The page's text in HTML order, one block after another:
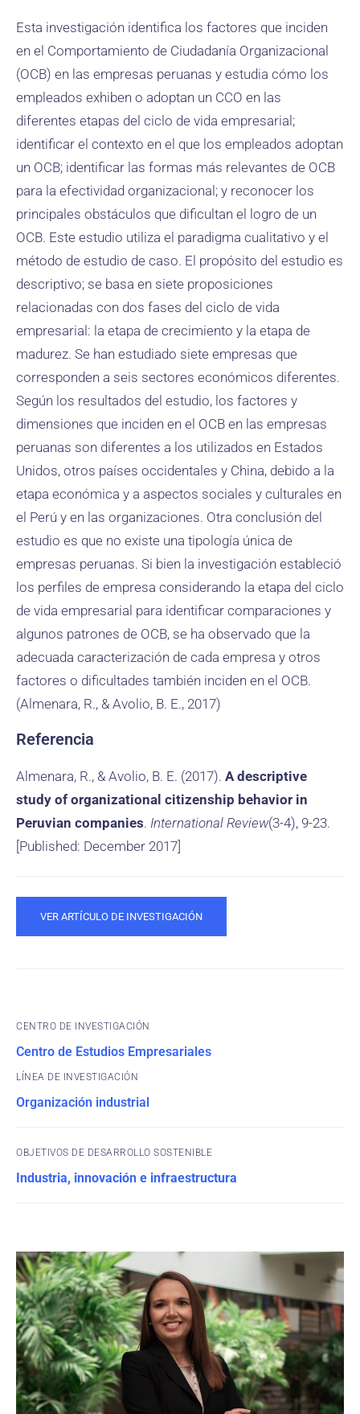
Esta investigación identifica los factores que inciden
en el Comportamiento de Ciudadanía Organizacional
(OCB) en las empresas peruanas y estudia cómo los
empleados exhiben o adoptan un CCO en las
diferentes etapas del ciclo de vida empresarial;
identificar el contexto en el que los empleados adoptan
un OCB; identificar las formas más relevantes de OCB
para la efectividad organizacional; y reconocer los
principales obstáculos que dificultan el logro de un
OCB. Este estudio utiliza el paradigma cualitativo y el
método de estudio de caso. El propósito del estudio es
descriptivo; se basa en siete proposiciones
relacionadas con dos fases del ciclo de vida
empresarial: la etapa de crecimiento y la etapa de
madurez. Se han estudiado siete empresas que
corresponden a seis sectores económicos diferentes.
Según los resultados del estudio, los factores y
dimensiones que inciden en el OCB en las empresas
peruanas son diferentes a los utilizados en Estados
Unidos, otros países occidentales y China, debido a la
etapa económica y a aspectos sociales y culturales en
el Perú y en las organizaciones. Otra conclusión del
estudio es que no existe una tipología única de
empresas peruanas. Si bien la investigación estableció
los perfiles de empresa considerando la etapa del ciclo
de vida empresarial para identificar comparaciones y
algunos patrones de OCB, se ha observado que la
adecuada caracterización de cada empresa y otros
factores o dificultades también inciden en el OCB.
(Almenara, R., & Avolio, B. E., 2017)
Referencia
Almenara, R., & Avolio, B. E. (2017). A descriptive
study of organizational citizenship behavior in
Peruvian companies. International Review(3-4), 9-23.
[Published: December 2017]
VER ARTÍCULO DE INVESTIGACIÓN
CENTRO DE INVESTIGACIÓN
Centro de Estudios Empresariales
Organización industrial
OBJETIVOS DE DESARROLLO SOSTENIBLE
Industria, innovación e infraestructura